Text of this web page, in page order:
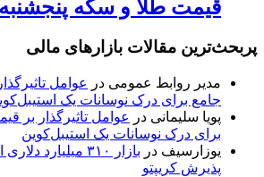
قیمت طلا و سکه پنجشنبه 15 مرداد
پربحث‌ترین مقالات بازارهای مالی
مدیر روابط عمومی در
عوامل
جامع برای درک نوسانات یک
پویا سلیمانی در
عوامل تاثیرگذار بر
برای درک نوسانات یک استیبل‌کوین
یوزارسیف در
بازار ۳۱۰ میلیارد
پذیرش کریپتو